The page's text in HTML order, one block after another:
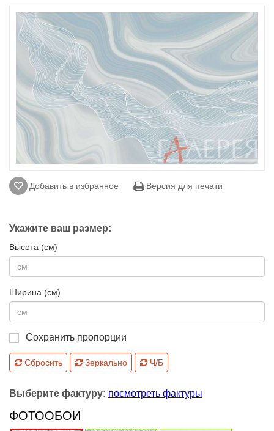
Добавить в избранное Версия для печати
Укажите ваш размер:
Высота (см)
Ширина (см)
Сохранить пропорции
Сбросить Зеркально Ч/Б
Выберите фактуру: посмотреть фактуры
ФОТООБОИ